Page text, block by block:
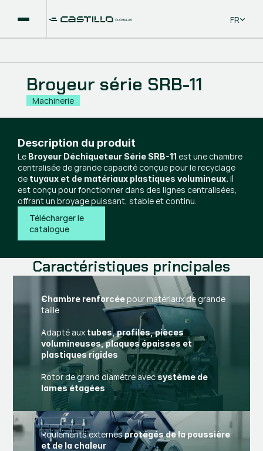
Select
FR
Broyeur série SRB-11
Machinerie
Description du produit
Le Broyeur Déchiqueteur Série SRB-11 est une chambre
centralisée de grande capacité conçue pour le recyclage
de tuyaux et de matériaux plastiques volumineux. Il
est conçu pour fonctionner dans des lignes centralisées,
offrant un broyage puissant, stable et continu.
Télécharger le
catalogue
Caractéristiques principales
Chambre renforcée pour matériaux de grande
taille
Adapté aux tubes, profilés, pièces
volumineuses, plaques épaisses et
plastiques rigides
Rotor de grand diamètre avecsystème de
lames étagées
Roulements externesprotégés de la poussière
et de la chaleur